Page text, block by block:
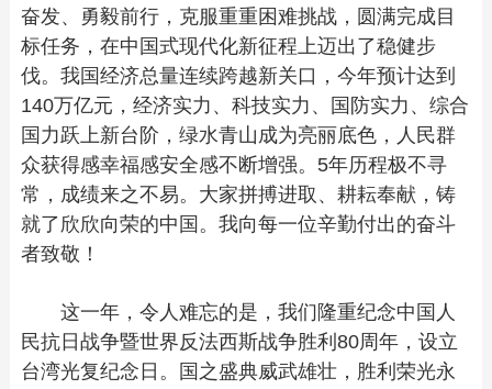
奋发、勇毅前行，克服重重困难挑战，圆满完成目
标任务，在中国式现代化新征程上迈出了稳健步
伐。我国经济总量连续跨越新关口，今年预计达到
140万亿元，经济实力、科技实力、国防实力、综合
国力跃上新台阶，绿水青山成为亮丽底色，人民群
众获得感幸福感安全感不断增强。5年历程极不寻
常，成绩来之不易。大家拼搏进取、耕耘奉献，铸
就了欣欣向荣的中国。我向每一位辛勤付出的奋斗
者致敬！
这一年，令人难忘的是，我们隆重纪念中国人
民抗日战争暨世界反法西斯战争胜利80周年，设立
台湾光复纪念日。国之盛典威武雄壮，胜利荣光永